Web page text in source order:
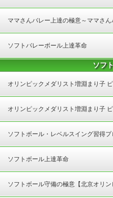
ママさんバレー上達の極意～ママさ
ソフトバレーボール上達革命
ソフ
オリンピックメダリスト増淵まり子
オリンピックメダリスト増淵まり子
ソフトボール・レベルスイング習得プ
ソフトボール上達革命
ソフトボール守備の極意【北京オリ